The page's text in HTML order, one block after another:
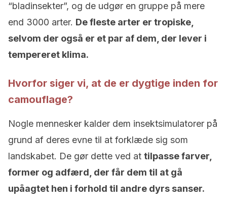
“bladinsekter”, og de udgør en gruppe på mere
end 3000 arter. De fleste arter er tropiske,
selvom der også er et par af dem, der lever i
tempereret klima.
Hvorfor siger vi, at de er dygtige inden for
camouflage?
Nogle mennesker kalder dem insektsimulatorer på
grund af deres evne til at forklæde sig som
landskabet. De gør dette ved at tilpasse farver,
former og adfærd, der får dem til at gå
upåagtet hen i forhold til andre dyrs sanser.